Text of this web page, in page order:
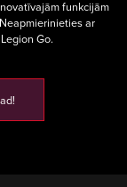
funkcijām
ar
Go.